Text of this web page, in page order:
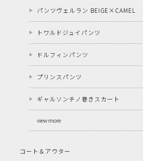
パンツヴェルラン BEIGE×CAMEL
トワルドジュイパンツ
ドルフィンパンツ
プリンスパンツ
ギャルソンチノ巻きスカート
view more
コート＆アウター